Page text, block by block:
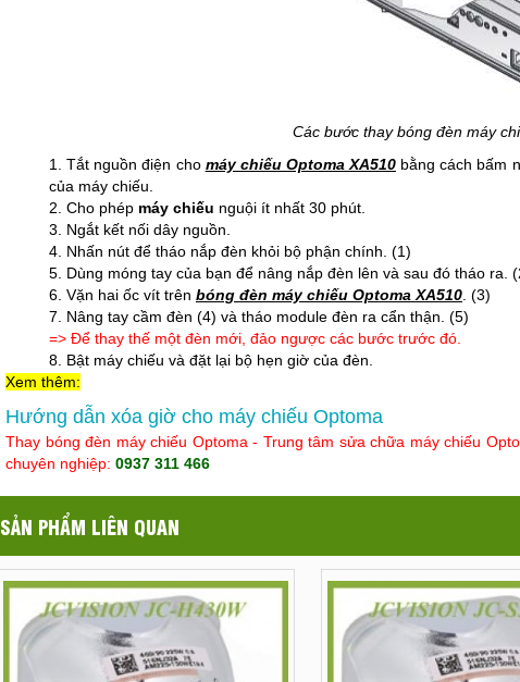
Các bước thay bóng đèn máy
1. Tắt nguồn điện cho máy chiếu Optoma XA510 bằng cách bấm
của máy chiếu.
2. Cho phép máy chiếu nguội ít nhất 30 phút.
3. Ngắt kết nối dây nguồn.
4. Nhấn nút để tháo nắp đèn khỏi bộ phận chính. (1)
5. Dùng móng tay của bạn để nâng nắp đèn lên và sau đó tháo ra.
6. Vặn hai ốc vít trên bóng đèn máy chiếu Optoma XA510 . (3)
7. Nâng tay cầm đèn (4) và tháo module đèn ra cẩn thận. (5)
=> Để thay thế một đèn mới, đảo ngược các bước trước đó.
8. Bật máy chiếu và đặt lại bộ hẹn giờ của đèn.
Xem thêm:
Hướng dẫn xóa giờ cho máy chiếu Optoma
Thay bóng đèn máy chiếu Optoma - Trung tâm sửa chữa máy chiếu
chuyên nghiệp: 0937 311 466
SẢN PHẨM LIÊN QUAN